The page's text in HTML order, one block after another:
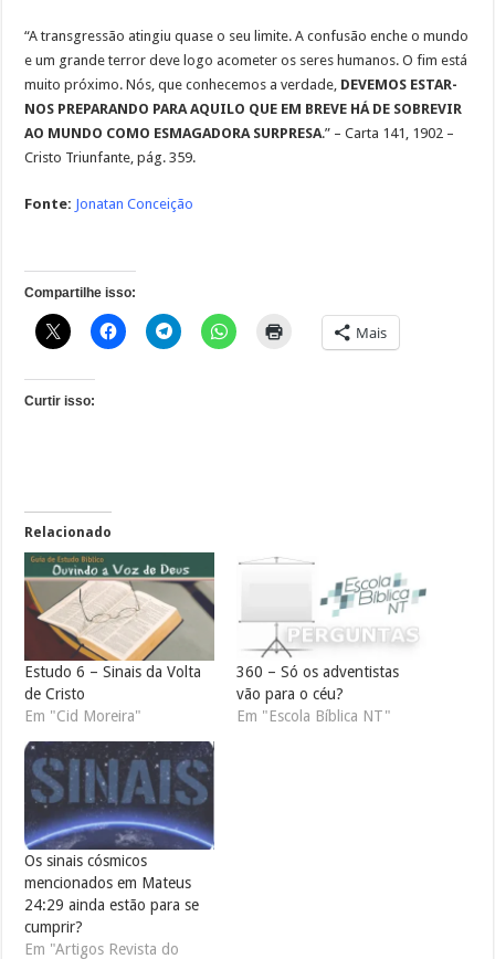
“A transgressão atingiu quase o seu limite. A confusão enche o mundo
e um grande terror deve logo acometer os seres humanos. O fim está
muito próximo. Nós, que conhecemos a verdade, DEVEMOS ESTAR-
NOS PREPARANDO PARA AQUILO QUE EM BREVE HÁ DE SOBREVIR
AO MUNDO COMO ESMAGADORA SURPRESA.” – Carta 141, 1902 –
Cristo Triunfante, pág. 359.
Fonte: Jonatan Conceição
Compartilhe isso:
Mais
Curtir isso:
Relacionado
Estudo 6 – Sinais da Volta
de Cristo
Em "Cid Moreira"
360 – Só os adventistas
vão para o céu?
Em "Escola Bíblica NT"
Os sinais cósmicos
mencionados em Mateus
24:29 ainda estão para se
cumprir?
Em "Artigos Revista do